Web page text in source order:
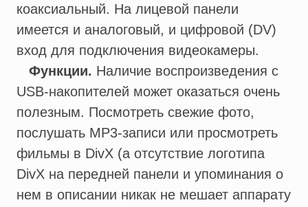
коаксиальный. На лицевой панели
имеется и аналоговый, и цифровой (DV)
вход для подключения видеокамеры.
Функции. Наличие воспроизведения с
USB-накопителей может оказаться очень
полезным. Посмотреть свежие фото,
послушать MP3-записи или просмотреть
фильмы в DivX (а отсутствие логотипа
DivX на передней панели и упоминания о
нем в описании никак не мешает аппарату